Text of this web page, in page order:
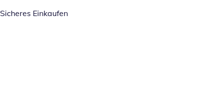
Sicheres Einkaufen